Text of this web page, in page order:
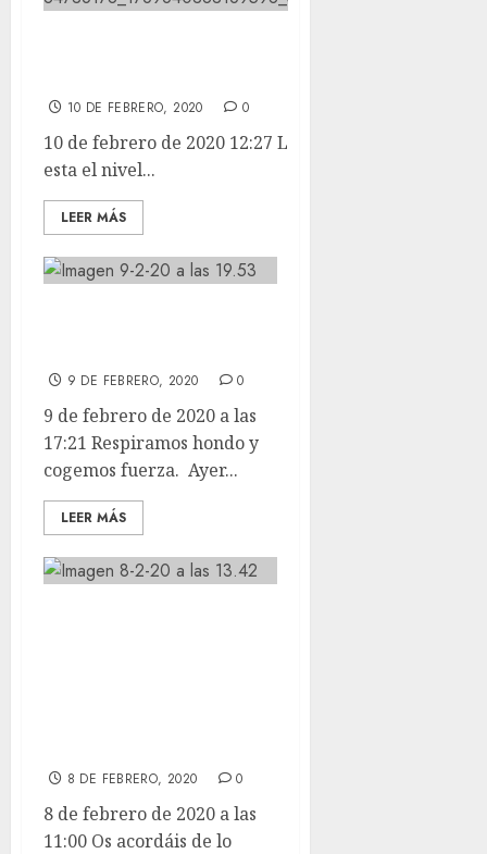
10 DE FEBRERO, 2020 0
10 de febrero de 2020 12:27 Los hay guapos y luego
esta el nivel...
LEER MÁS
9 DE FEBRERO, 2020 0
9 de febrero de 2020 a las
17:21 Respiramos hondo y
cogemos fuerza. Ayer...
LEER MÁS
8 DE FEBRERO, 2020 0
8 de febrero de 2020 a las
11:00 Os acordáis de lo